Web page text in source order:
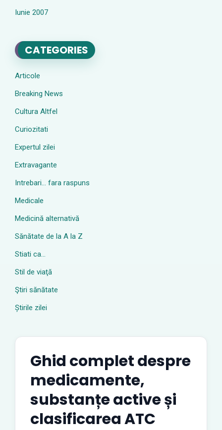
Iunie 2007
CATEGORIES
Articole
Breaking News
Cultura Altfel
Curiozitati
Expertul zilei
Extravagante
Intrebari… fara raspuns
Medicale
Medicină alternativă
Sănătate de la A la Z
Stiati ca…
Stil de viaţă
Ştiri sănătate
Știrile zilei
Ghid complet despre
medicamente,
substanțe active și
clasificarea ATC